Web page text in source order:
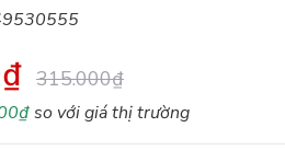
315.000₫
so với giá thị trường